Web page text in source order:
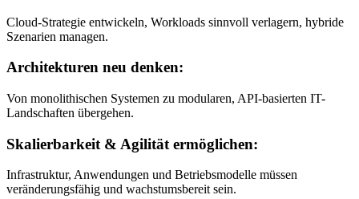
Cloud-Strategie entwickeln, Workloads sinnvoll verlagern, hybride
Szenarien managen.
Architekturen neu denken:
Von monolithischen Systemen zu modularen, API-basierten IT-
Landschaften übergehen.
Skalierbarkeit & Agilität ermöglichen:
Infrastruktur, Anwendungen und Betriebsmodelle müssen
veränderungsfähig und wachstumsbereit sein.